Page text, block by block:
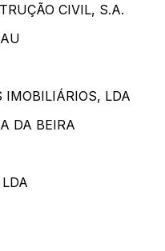
CIVIL, S.A.
IMOBILIÁRIOS, LDA
DA BEIRA